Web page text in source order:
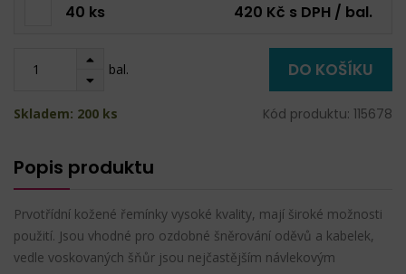
40 ks 420 Kč s DPH / bal.
bal. DO KOŠÍKU
Skladem: 200 ks Kód produktu: 115678
Popis produktu
Prvotřídní kožené řemínky vysoké kvality, mají široké možnosti
použití. Jsou vhodné pro ozdobné šněrování oděvů a kabelek,
vedle voskovaných šňůr jsou nejčastějším návlekovým